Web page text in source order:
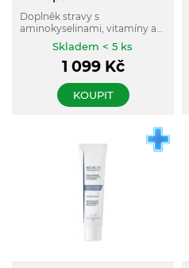
Doplněk stravy s
aminokyselinami, vitamíny a
minerály, které jsou důležité
pro krásu a zdravý stav vlasů.
Skladem < 5 ks
1 099Kč
KOUPIT